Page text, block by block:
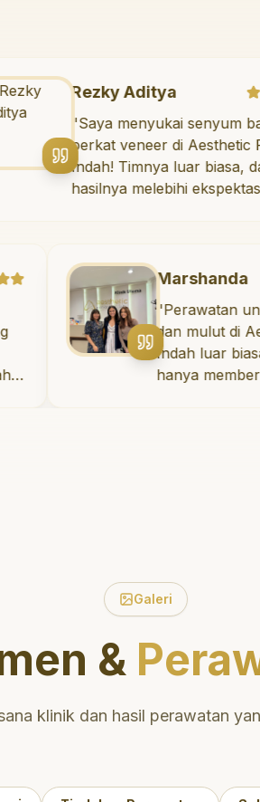
Rezky Aditya
"Saya menyukai
berkat veneer di
Indah! Timnya
hasilnya melebihi
Marshanda
"Perawatan untuk
dan mulut di Aesthetic
Indah luar biasa! Dokter
hanya memberikan
Galeri
&
klinik dan hasil perawatan